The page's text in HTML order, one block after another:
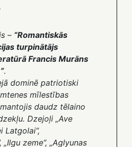
– “Romantiskās
turpinātājs
Francis Murāns
.
dominē patriotiski
mīlestības
daudz tēlaino
Dzejoļi „Ave
Latgolai”,
„Ilgu zeme”, „Aglyunas